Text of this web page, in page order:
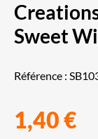
Sweet
Référence :
1,40 €